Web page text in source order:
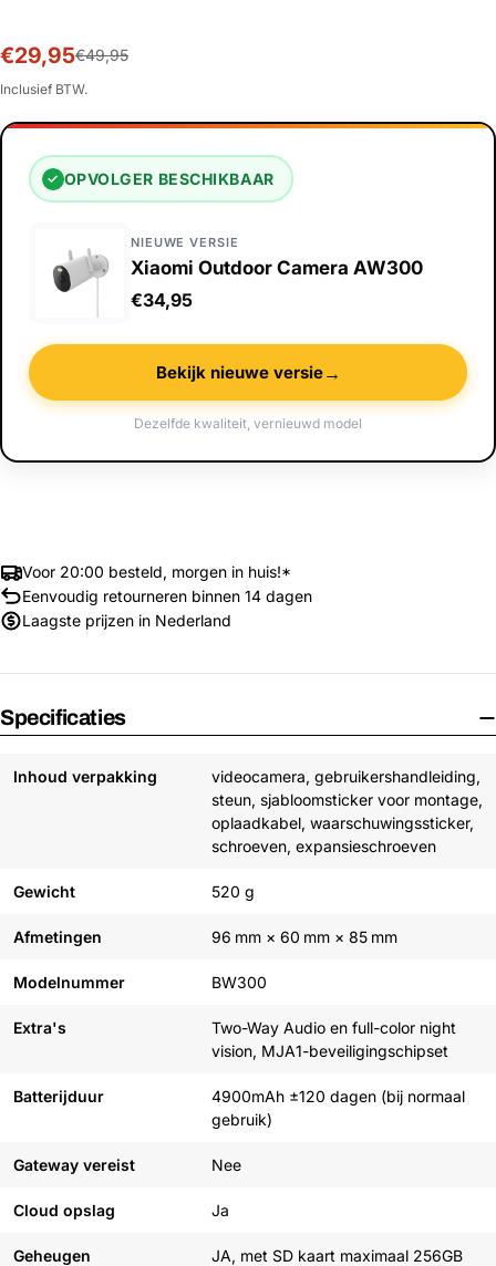
Sale
prijs
€29,95
Normale
prijs
€49,95
Inclusief BTW.
✓ OPVOLGER BESCHIKBAAR
NIEUWE VERSIE
Xiaomi Outdoor Camera AW300
€34,95
Bekijk nieuwe versie→
Dezelfde kwaliteit, vernieuwd model
Voor 20:00 besteld, morgen in huis!*
Eenvoudig retourneren binnen 14 dagen
Laagste prijzen in Nederland
Specificaties
Inhoud verpakking
videocamera, gebruikershandleiding,
steun, sjabloomsticker voor montage,
oplaadkabel, waarschuwingssticker,
schroeven, expansieschroeven
Gewicht 520 g
Afmetingen 96 mm × 60 mm × 85 mm
Modelnummer BW300
Extra's
Two-Way Audio en full-color night
vision, MJA1-beveiligingschipset
Batterijduur
4900mAh ±120 dagen (bij normaal
gebruik)
Gateway vereist Nee
Cloud opslag Ja
Geheugen JA, met SD kaart maximaal 256GB